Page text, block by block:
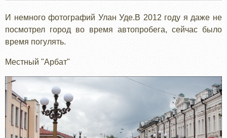
И немного фотографий Улан Уде.В 2012 году я даже не
посмотрел город во время автопробега, сейчас было
время погулять.
Местный "Арбат"